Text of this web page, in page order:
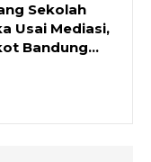
Sekolah
Usai Mediasi,
Bandung…